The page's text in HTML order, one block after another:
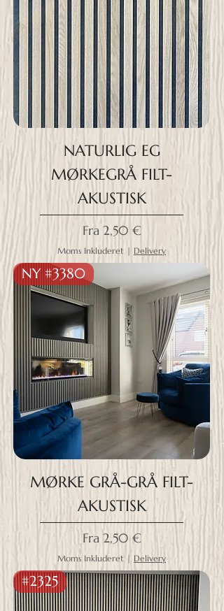
NATURLIG EG
MØRKEGRÅ FILT-
AKUSTISK
Fra 2,50 €
Salgspris
Moms Inkluderet | Delivery
NY #3380
MØRKE GRÅ-GRÅ FILT-
AKUSTISK
Fra 2,50 €
Salgspris
Moms Inkluderet | Delivery
#2325